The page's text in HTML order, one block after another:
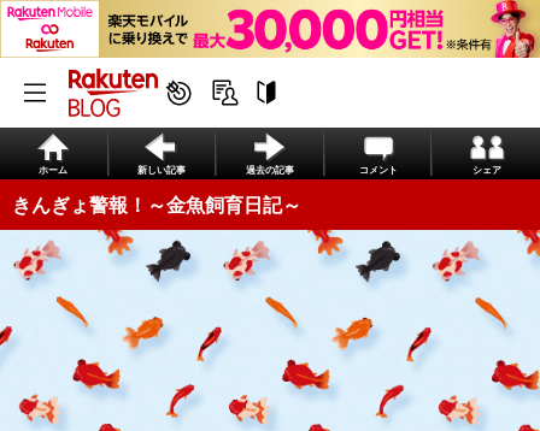
ホーム 新しい記事 過去の記事 コメント シェア
きんぎょ警報！～金魚飼育日記～